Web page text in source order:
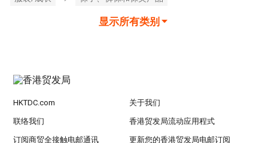
显示所有类别
HKTDC.com 关于我们
联络我们 香港贸发局流动应用程式
订阅商贸全接触电邮通讯 更新您的香港贸发局电邮订阅